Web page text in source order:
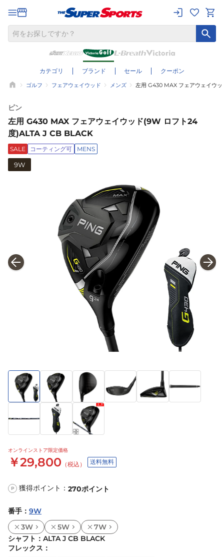
カテゴリ ブランド セール クーポン
ゴルフ フェアウェイウッド メンズ 左用 G430 MAX フェアウェイウ
ピン
左用 G430 MAX フェアウェイウッド(9W ロフト24
度)ALTA J CB BLACK
SALE コーティング可 MENS
9W
オンラインストア限定価格
￥29,800 （税込） 送料無料
P 獲得ポイント： 270ポイント
番手 ： 9W
3W
5W
7W
シャフト ： ALTA J CB BLACK
フレックス ：